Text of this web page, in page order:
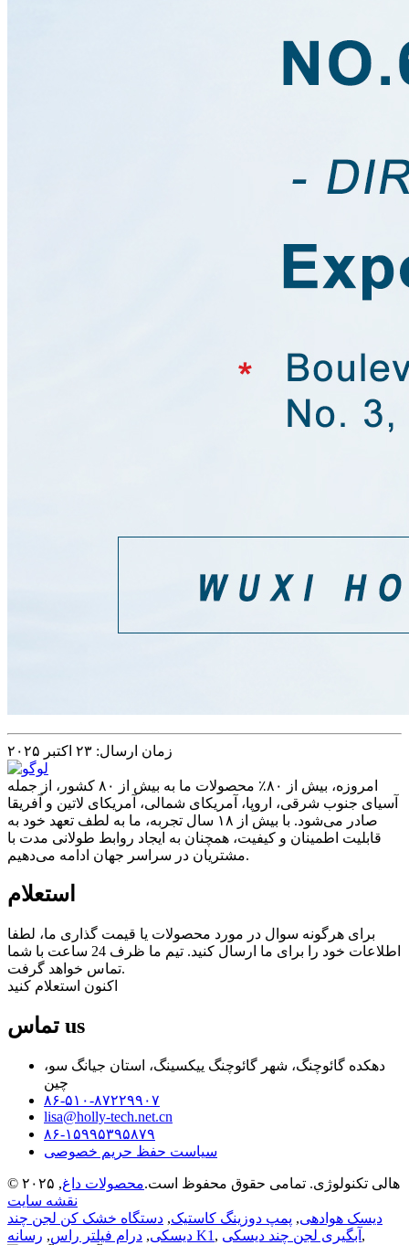
زمان ارسال: ۲۳ اکتبر ۲۰۲۵
امروزه، بیش از ۸۰٪ محصولات ما به بیش از ۸۰ کشور، از جمله
آسیای جنوب شرقی، اروپا، آمریکای شمالی، آمریکای لاتین و آفریقا
صادر می‌شود. با بیش از ۱۸ سال تجربه، ما به لطف تعهد خود به
قابلیت اطمینان و کیفیت، همچنان به ایجاد روابط طولانی مدت با
مشتریان در سراسر جهان ادامه می‌دهیم.
استعلام
برای هرگونه سوال در مورد محصولات یا قیمت گذاری ما، لطفا
اطلاعات خود را برای ما ارسال کنید. تیم ما ظرف 24 ساعت با شما
تماس خواهد گرفت.
اکنون استعلام کنید
تماس us
دهکده گائوچنگ، شهر گائوچنگ ییکسینگ، استان جیانگ سو،
چین
۸۶-۵۱۰-۸۷۲۲۹۹۰۷
lisa@holly-tech.net.cn
۸۶-۱۵۹۹۵۳۹۵۸۷۹
سیاست حفظ حریم خصوصی
© ۲۰۲۵ هالی تکنولوژی. تمامی حقوق محفوظ است.محصولات داغ,
نقشه سایت
دیسک هوادهی, پمپ دوزینگ کاستیک, دستگاه خشک کن لجن چند
دیسکی, درام فیلتر راس, رسانه K1 , آبگیری لجن چند دیسکی ,